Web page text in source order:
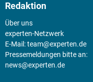
Redaktion
Über uns
experten-Netzwerk
E-Mail:team@experten.de
Pressemeldungen bitte an:
news@experten.de